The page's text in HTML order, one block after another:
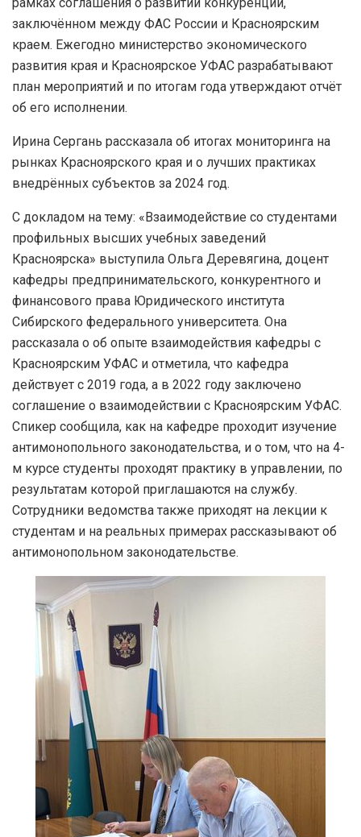
заключённом между ФАС России и Красноярским
краем. Ежегодно министерство экономического
развития края и Красноярское УФАС разрабатывают
план мероприятий и по итогам года утверждают отчёт
об его исполнении.
Ирина Сергань рассказала об итогах мониторинга на
рынках Красноярского края и о лучших практиках
внедрённых субъектов за 2024 год.
С докладом на тему: «Взаимодействие со студентами
профильных высших учебных заведений
Красноярска» выступила Ольга Деревягина, доцент
кафедры предпринимательского, конкурентного и
финансового права Юридического института
Сибирского федерального университета. Она
рассказала о об опыте взаимодействия кафедры с
Красноярским УФАС и отметила, что кафедра
действует с 2019 года, а в 2022 году заключено
соглашение о взаимодействии с Красноярским УФАС.
Спикер сообщила, как на кафедре проходит изучение
антимонопольного законодательства, и о том, что на 4-
м курсе студенты проходят практику в управлении, по
результатам которой приглашаются на службу.
Сотрудники ведомства также приходят на лекции к
студентам и на реальных примерах рассказывают об
антимонопольном законодательстве.